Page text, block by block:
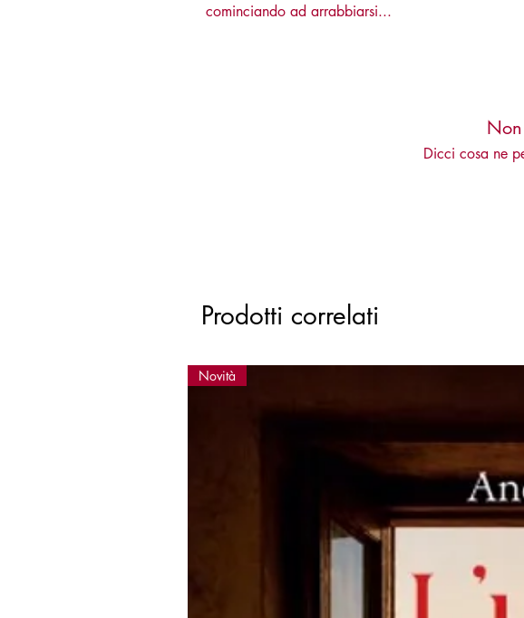
cominciando ad arrabbiarsi...
Dicci cosa ne
Prodotti correlati
Novità